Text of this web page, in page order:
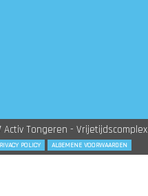
Activ Tongeren - Vrijetijdscomplex
POLICY ALGEMENE VOORWAARDEN